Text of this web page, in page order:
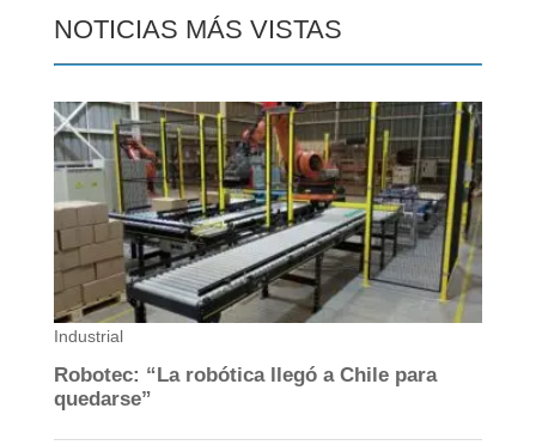
NOTICIAS MÁS VISTAS